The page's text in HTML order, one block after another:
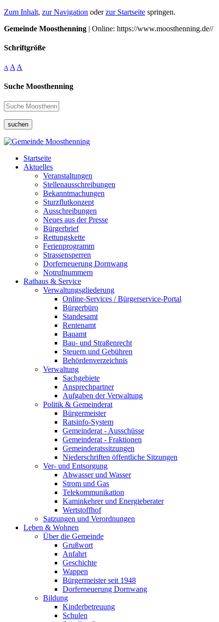
Zum Inhalt, zur Navigation oderzur Startseite springen.
Gemeinde Moosthenning | Online: https://www.moosthenning.de//
Schriftgröße
A A A
Suche Moosthenning
suchen
Startseite
Aktuelles
Veranstaltungen
Stellenausschreibungen
Bekanntmachungen
Sturzflutkonzept
Ausschreibungen
Neues aus der Presse
Bürgerbrief
Rettungskette
Ferienprogramm
Strassensperren
Dorferneuerung Dornwang
Notrufnummern
Rathaus & Service
Verwaltungsgliederung
Online-Services / Bürgerservice-Portal
Bürgerbüro
Standesamt
Rentenamt
Bauamt
Bau- und Straßenrecht
Steuern und Gebühren
Behördenverzeichnis
Verwaltung
Sachgebiete
Ansprechpartner
Aufgaben der Verwaltung
Politik & Gemeinderat
Bürgermeister
Ratsinfo-System
Gemeinderat - Ausschüsse
Gemeinderat - Fraktionen
Gemeinderatssitzungen
Niederschriften öffentliche Sitzungen
Ver- und Entsorgung
Abwasser und Wasser
Strom und Gas
Telekommunikation
Kaminkehrer und Energieberater
Wertstoffhof
Satzungen und Verordnungen
Leben & Wohnen
Über die Gemeinde
Grußwort
Anfahrt
Geschichte
Wappen
Bürgermeister seit 1948
Dorferneuerung Dornwang
Bildung
Kinderbetreuung
Schulen